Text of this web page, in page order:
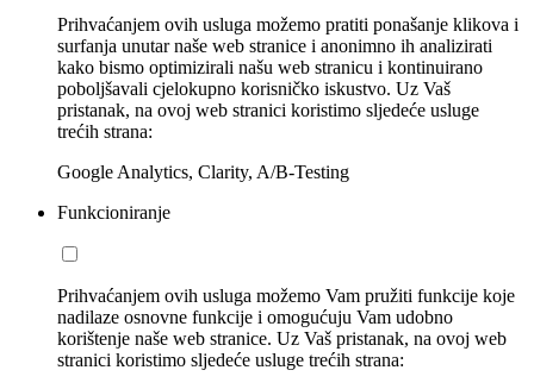
Prihvaćanjem ovih usluga možemo pratiti ponašanje klikova i
surfanja unutar naše web stranice i anonimno ih analizirati
kako bismo optimizirali našu web stranicu i kontinuirano
poboljšavali cjelokupno korisničko iskustvo. Uz Vaš
pristanak, na ovoj web stranici koristimo sljedeće usluge
trećih strana:
Google Analytics, Clarity, A/B-Testing
Funkcioniranje
Prihvaćanjem ovih usluga možemo Vam pružiti funkcije koje
nadilaze osnovne funkcije i omogućuju Vam udobno
korištenje naše web stranice. Uz Vaš pristanak, na ovoj web
stranici koristimo sljedeće usluge trećih strana: